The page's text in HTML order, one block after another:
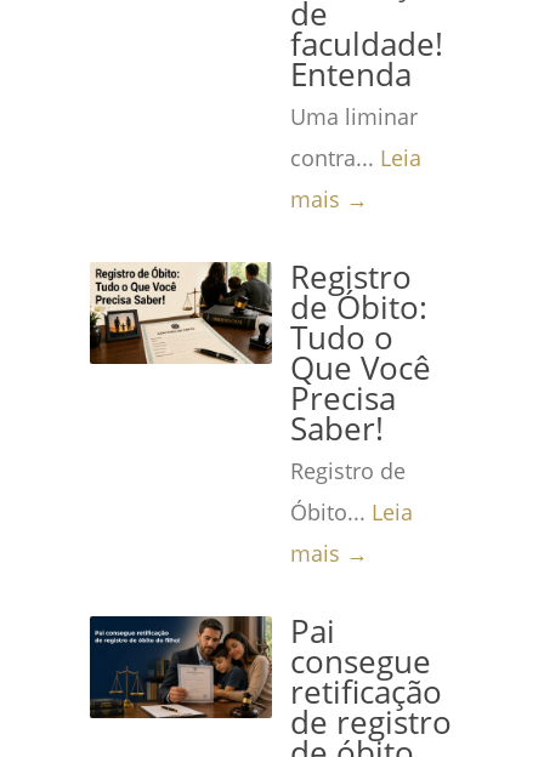
de
faculdade!
Entenda
Uma liminar
contra... Leia
mais →
Registro
de Óbito:
Tudo o
Que Você
Precisa
Saber!
Registro de
Óbito... Leia
mais →
Pai
consegue
retificação
de registro